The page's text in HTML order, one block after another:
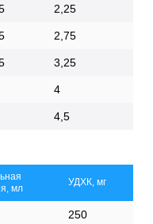
2,25
2,75
3,25
4
4,5
мл
УДХК, мг
250